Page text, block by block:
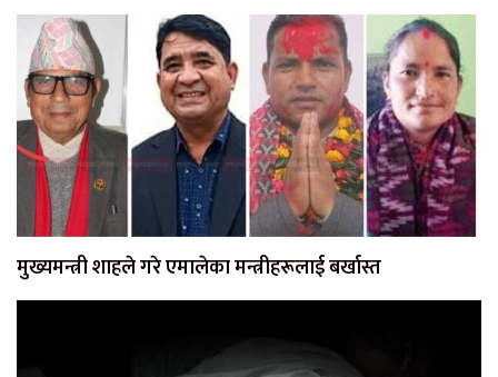
मुख्यमन्त्री शाहले गरे एमालेका मन्त्रीहरूलाई बर्खास्त